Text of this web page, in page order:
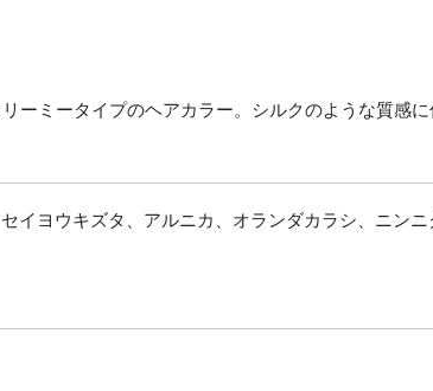
ーミータイプのヘアカラー。シルクのような質感
ヨウキズタ、アルニカ、オランダカラシ、ニン